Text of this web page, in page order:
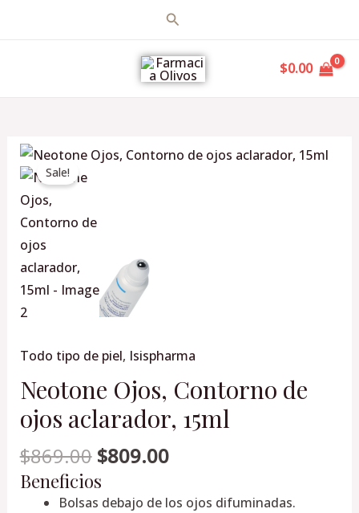
Buscar
$0.00
Sale!
Todo tipo de piel, Isispharma
Neotone Ojos, Contorno de
ojos aclarador, 15ml
$869.00
Original
$869.00.
$809.00
Current
Beneficios
Bolsas debajo de los ojos difuminadas.
Neotone
Ojos,
Contorno
de
ojos
aclarador,
15ml
cantidad